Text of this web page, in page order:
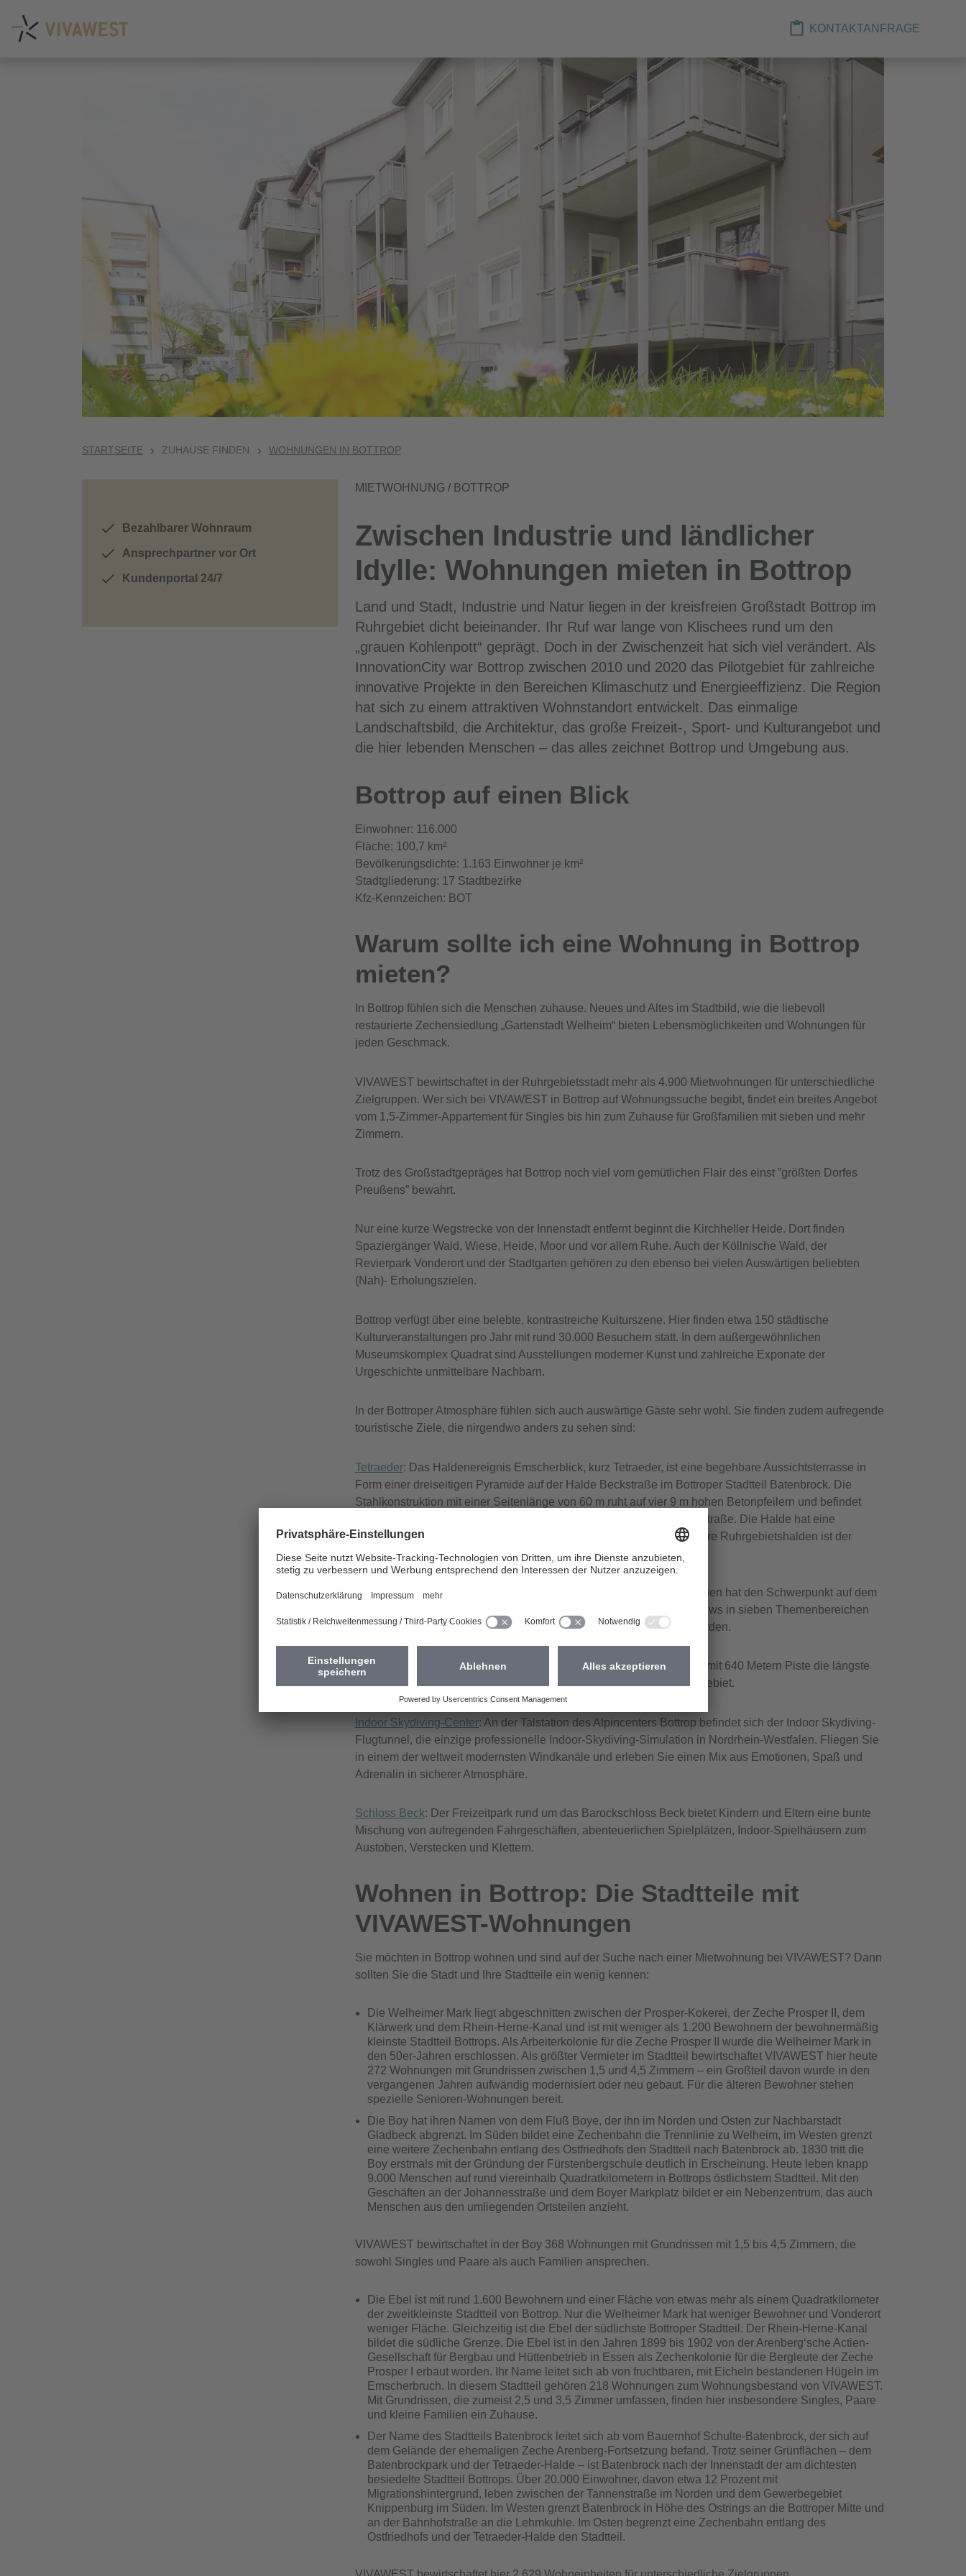
KONTAKTANFRAGE
STARTSEITE ZUHAUSE FINDEN WOHNUNGEN IN BOTTROP
Bezahlbarer Wohnraum
Ansprechpartner vor Ort
Kundenportal 24/7
MIETWOHNUNG / BOTTROP
Zwischen Industrie und ländlicher
Idylle: Wohnungen mieten in Bottrop
Land und Stadt, Industrie und Natur liegen in der kreisfreien Großstadt Bottrop im
Ruhrgebiet dicht beieinander. Ihr Ruf war lange von Klischees rund um den
„grauen Kohlenpott“ geprägt. Doch in der Zwischenzeit hat sich viel verändert. Als
InnovationCity war Bottrop zwischen 2010 und 2020 das Pilotgebiet für zahlreiche
innovative Projekte in den Bereichen Klimaschutz und Energieeffizienz. Die Region
hat sich zu einem attraktiven Wohnstandort entwickelt. Das einmalige
Landschaftsbild, die Architektur, das große Freizeit-, Sport- und Kulturangebot und
die hier lebenden Menschen – das alles zeichnet Bottrop und Umgebung aus.
Bottrop auf einen Blick
Einwohner: 116.000
Fläche: 100,7 km²
Bevölkerungsdichte: 1.163 Einwohner je km²
Stadtgliederung: 17 Stadtbezirke
Kfz-Kennzeichen: BOT
Warum sollte ich eine Wohnung in Bottrop
mieten?
In Bottrop fühlen sich die Menschen zuhause. Neues und Altes im Stadtbild, wie die liebevoll
restaurierte Zechensiedlung „Gartenstadt Welheim“ bieten Lebensmöglichkeiten und Wohnungen für
jeden Geschmack.
VIVAWEST bewirtschaftet in der Ruhrgebietsstadt mehr als 4.900 Mietwohnungen für unterschiedliche
Zielgruppen. Wer sich bei VIVAWEST in Bottrop auf Wohnungssuche begibt, findet ein breites Angebot
vom 1,5-Zimmer-Appartement für Singles bis hin zum Zuhause für Großfamilien mit sieben und mehr
Zimmern.
Trotz des Großstadtgepräges hat Bottrop noch viel vom gemütlichen Flair des einst ”größten Dorfes
Preußens” bewahrt.
Nur eine kurze Wegstrecke von der Innenstadt entfernt beginnt die Kirchheller Heide. Dort finden
Spaziergänger Wald, Wiese, Heide, Moor und vor allem Ruhe. Auch der Köllnische Wald, der
Revierpark Vonderort und der Stadtgarten gehören zu den ebenso bei vielen Auswärtigen beliebten
(Nah)- Erholungszielen.
Bottrop verfügt über eine belebte, kontrastreiche Kulturszene. Hier finden etwa 150 städtische
Kulturveranstaltungen pro Jahr mit rund 30.000 Besuchern statt. In dem außergewöhnlichen
Museumskomplex Quadrat sind Ausstellungen moderner Kunst und zahlreiche Exponate der
Urgeschichte unmittelbare Nachbarn.
In der Bottroper Atmosphäre fühlen sich auch auswärtige Gäste sehr wohl. Sie finden zudem aufregende
touristische Ziele, die nirgendwo anders zu sehen sind:
Tetraeder: Das Haldenereignis Emscherblick, kurz Tetraeder, ist eine begehbare Aussichtsterrasse in
Form einer dreiseitigen Pyramide auf der Halde Beckstraße im Bottroper Stadtteil Batenbrock. Die
Stahlkonstruktion mit einer Seitenlänge von 60 m ruht auf vier 9 m hohen Betonpfeilern und befindet
sich auf der Kuppe der ca. 120 m über NN hohen Halde an der Beckstraße. Die Halde hat eine
Prominenz von etwa 90 Metern zum Umgebungsniveau. So wie andere Ruhrgebietshalden ist der
Tetraeder Teil der Route der Industriekultur.
Movie Park Germany
: Der saisonale Freizeitpark bei Bottrop-Kirchhellen hat den Schwerpunkt auf dem
Thema Film. Neben auf Filmen basierenden Fahrgeschäften und Shows in sieben Themenbereichen
gibt es Studios, in denen Fernseh- und Kinoproduktionen gedreht wurden.
Alpincenter Bottrop
: Das im Jahr 2001 erbaute alpincenter Bottrop ist mit 640 Metern Piste die längste
Skihalle der Welt und eine der größten Freizeit-Attraktionen im Ruhrgebiet.
Indoor Skydiving-Center: An der Talstation des Alpincenters Bottrop befindet sich der Indoor Skydiving-
Flugtunnel, die einzige professionelle Indoor-Skydiving-Simulation in Nordrhein-Westfalen. Fliegen Sie
in einem der weltweit modernsten Windkanäle und erleben Sie einen Mix aus Emotionen, Spaß und
Adrenalin in sicherer Atmosphäre.
Schloss Beck: Der Freizeitpark rund um das Barockschloss Beck bietet Kindern und Eltern eine bunte
Mischung von aufregenden Fahrgeschäften, abenteuerlichen Spielplätzen, Indoor-Spielhäusern zum
Austoben, Verstecken und Klettern.
Wohnen in Bottrop: Die Stadtteile mit
VIVAWEST-Wohnungen
Sie möchten in Bottrop wohnen und sind auf der Suche nach einer Mietwohnung bei VIVAWEST? Dann
sollten Sie die Stadt und Ihre Stadtteile ein wenig kennen:
Die Welheimer Mark liegt abgeschnitten zwischen der Prosper-Kokerei, der Zeche Prosper II, dem
Klärwerk und dem Rhein-Herne-Kanal und ist mit weniger als 1.200 Bewohnern der bewohnermäßig
kleinste Stadtteil Bottrops. Als Arbeiterkolonie für die Zeche Prosper II wurde die Welheimer Mark in
den 50er-Jahren erschlossen. Als größter Vermieter im Stadtteil bewirtschaftet VIVAWEST hier heute
272 Wohnungen mit Grundrissen zwischen 1,5 und 4,5 Zimmern – ein Großteil davon wurde in den
vergangenen Jahren aufwändig modernisiert oder neu gebaut. Für die älteren Bewohner stehen
spezielle Senioren-Wohnungen bereit.
Die Boy hat ihren Namen von dem Fluß Boye, der ihn im Norden und Osten zur Nachbarstadt
Gladbeck abgrenzt. Im Süden bildet eine Zechenbahn die Trennlinie zu Welheim, im Westen grenzt
eine weitere Zechenbahn entlang des Ostfriedhofs den Stadtteil nach Batenbrock ab. 1830 tritt die
Boy erstmals mit der Gründung der Fürstenbergschule deutlich in Erscheinung. Heute leben knapp
9.000 Menschen auf rund viereinhalb Quadratkilometern in Bottrops östlichstem Stadtteil. Mit den
Geschäften an der Johannesstraße und dem Boyer Markplatz bildet er ein Nebenzentrum, das auch
Menschen aus den umliegenden Ortsteilen anzieht.
VIVAWEST bewirtschaftet in der Boy 368 Wohnungen mit Grundrissen mit 1,5 bis 4,5 Zimmern, die
sowohl Singles und Paare als auch Familien ansprechen.
Die Ebel ist mit rund 1.600 Bewohnern und einer Fläche von etwas mehr als einem Quadratkilometer
der zweitkleinste Stadtteil von Bottrop. Nur die Welheimer Mark hat weniger Bewohner und Vonderort
weniger Fläche. Gleichzeitig ist die Ebel der südlichste Bottroper Stadtteil. Der Rhein-Herne-Kanal
bildet die südliche Grenze. Die Ebel ist in den Jahren 1899 bis 1902 von der Arenberg‘sche Actien-
Gesellschaft für Bergbau und Hüttenbetrieb in Essen als Zechenkolonie für die Bergleute der Zeche
Prosper I erbaut worden. Ihr Name leitet sich ab von fruchtbaren, mit Eicheln bestandenen Hügeln im
Emscherbruch. In diesem Stadtteil gehören 218 Wohnungen zum Wohnungsbestand von VIVAWEST.
Mit Grundrissen, die zumeist 2,5 und 3,5 Zimmer umfassen, finden hier insbesondere Singles, Paare
und kleine Familien ein Zuhause.
Der Name des Stadtteils Batenbrock leitet sich ab vom Bauernhof Schulte-Batenbrock, der sich auf
dem Gelände der ehemaligen Zeche Arenberg-Fortsetzung befand. Trotz seiner Grünflächen – dem
Batenbrockpark und der Tetraeder-Halde – ist Batenbrock nach der Innenstadt der am dichtesten
besiedelte Stadtteil Bottrops. Über 20.000 Einwohner, davon etwa 12 Prozent mit
Migrationshintergrund, leben zwischen der Tannenstraße im Norden und dem Gewerbegebiet
Knippenburg im Süden. Im Westen grenzt Batenbrock in Höhe des Ostrings an die Bottroper Mitte und
an der Bahnhofstraße an die Lehmkuhle. Im Osten begrenzt eine Zechenbahn entlang des
Ostfriedhofs und der Tetraeder-Halde den Stadtteil.